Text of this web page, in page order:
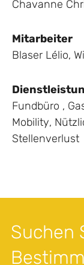
Chavanne
Mitarbeiter
Blaser Lélio,
Fundbüro ,
Mobility,
Stellenverlust
Suchen